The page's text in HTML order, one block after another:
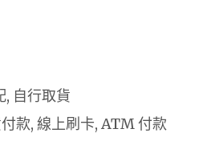
, 自行取貨
款, 線上刷卡, ATM 付款